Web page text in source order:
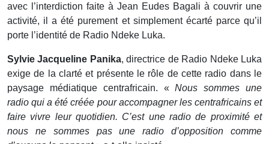
avec l’interdiction faite à Jean Eudes Bagali à couvrir une
activité, il a été purement et simplement écarté parce qu’il
porte l’identité de Radio Ndeke Luka.
Sylvie Jacqueline Panika, directrice de Radio Ndeke Luka
exige de la clarté et présente le rôle de cette radio dans le
paysage médiatique centrafricain. «Nous sommes une
radio qui a été créée pour accompagner les centrafricains et
faire vivre leur quotidien. C’est une radio de proximité et
nous ne sommes pas une radio d’opposition comme